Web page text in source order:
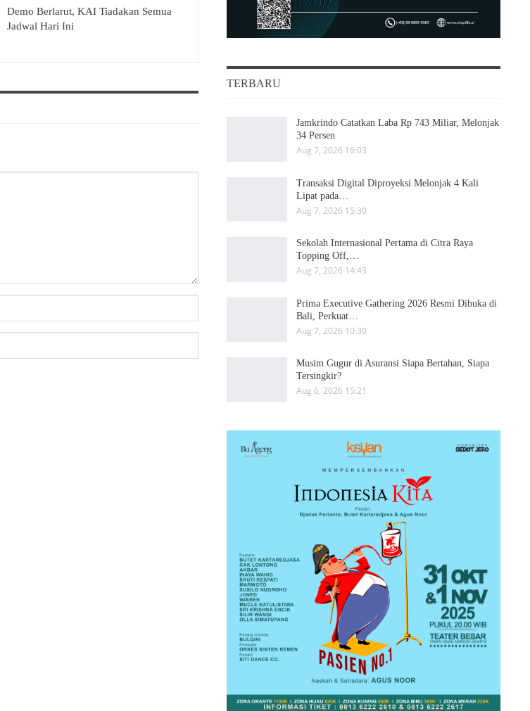
Demo Berlarut, KAI Tiadakan Semua
Jadwal Hari Ini
TERBARU
Jamkrindo Catatkan Laba Rp 743 Miliar, Melonjak
34 Persen
Aug 7, 2026 16:03
Transaksi Digital Diproyeksi Melonjak 4 Kali
Lipat pada…
Aug 7, 2026 15:30
Sekolah Internasional Pertama di Citra Raya
Topping Off,…
Aug 7, 2026 14:43
Prima Executive Gathering 2026 Resmi Dibuka di
Bali, Perkuat…
Aug 7, 2026 10:30
Musim Gugur di Asuransi Siapa Bertahan, Siapa
Tersingkir?
Aug 6, 2026 15:21